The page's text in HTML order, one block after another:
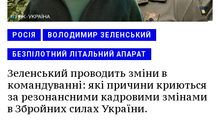
РОСІЯ ВОЛОДИМИР ЗЕЛЕНСЬКИЙ
БЕЗПІЛОТНИЙ ЛІТАЛЬНИЙ АПАРАТ
Зеленський проводить зміни в
командуванні: які причини криються
за резонансними кадровими змінами
в Збройних силах України.